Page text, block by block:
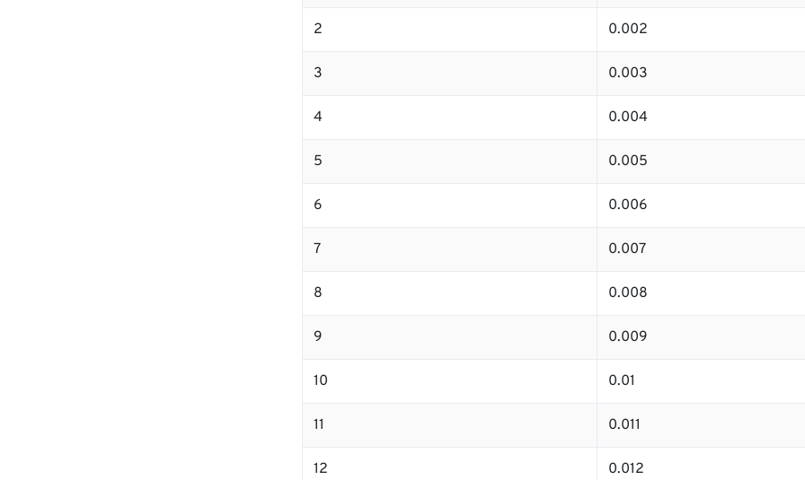
2 0.002
3 0.003
4 0.004
5 0.005
6 0.006
7 0.007
8 0.008
9 0.009
10 0.01
11 0.011
12 0.012